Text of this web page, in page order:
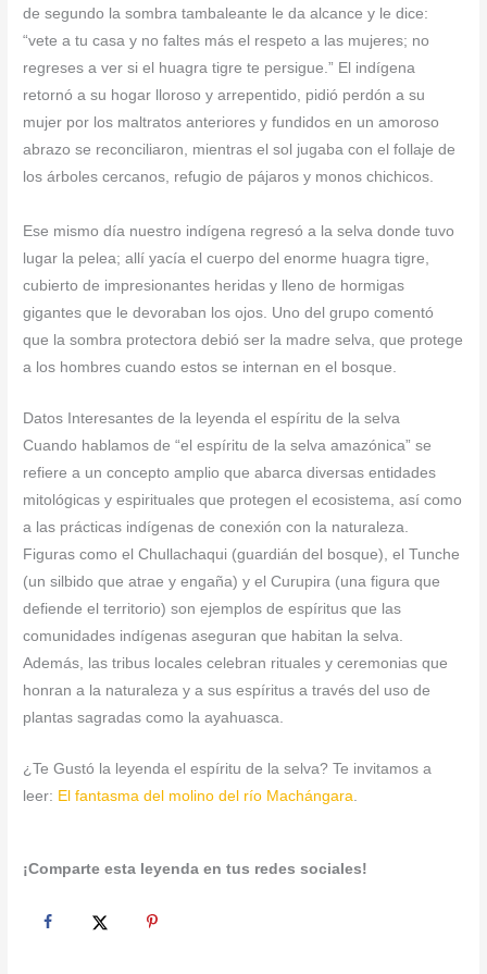
de segundo la sombra tambaleante le da alcance y le dice:
“vete a tu casa y no faltes más el respeto a las mujeres; no
regreses a ver si el huagra tigre te persigue.” El indígena
retornó a su hogar lloroso y arrepentido, pidió perdón a su
mujer por los maltratos anteriores y fundidos en un amoroso
abrazo se reconciliaron, mientras el sol jugaba con el follaje de
los árboles cercanos, refugio de pájaros y monos chichicos.
Ese mismo día nuestro indígena regresó a la selva donde tuvo
lugar la pelea; allí yacía el cuerpo del enorme huagra tigre,
cubierto de impresionantes heridas y lleno de hormigas
gigantes que le devoraban los ojos. Uno del grupo comentó
que la sombra protectora debió ser la madre selva, que protege
a los hombres cuando estos se internan en el bosque.
Datos Interesantes de la leyenda el espíritu de la selva
Cuando hablamos de “el espíritu de la selva amazónica” se
refiere a un concepto amplio que abarca diversas entidades
mitológicas y espirituales que protegen el ecosistema, así como
a las prácticas indígenas de conexión con la naturaleza.
Figuras como el Chullachaqui (guardián del bosque), el Tunche
(un silbido que atrae y engaña) y el Curupira (una figura que
defiende el territorio) son ejemplos de espíritus que las
comunidades indígenas aseguran que habitan la selva.
Además, las tribus locales celebran rituales y ceremonias que
honran a la naturaleza y a sus espíritus a través del uso de
plantas sagradas como la ayahuasca.
¿Te Gustó la leyenda el espíritu de la selva? Te invitamos a
leer: El fantasma del molino del río Machángara
¡Comparte esta leyenda en tus redes sociales!